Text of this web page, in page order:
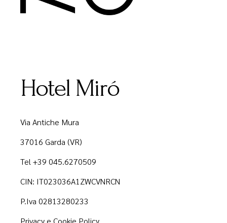
Hotel Miró
Via Antiche Mura
37016 Garda (VR)
Tel +39 045.6270509
CIN: IT023036A1ZWCVNRCN
P.Iva 02813280233